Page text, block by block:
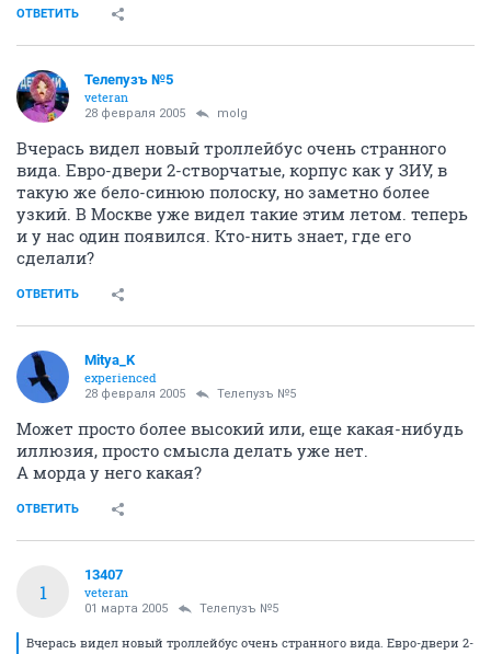
ОТВЕТИТЬ
Телепузъ №5
veteran
28 февраля 2005 molg
Вчерась видел новый троллейбус очень странного
вида. Евро-двери 2-створчатые, корпус как у ЗИУ, в
такую же бело-синюю полоску, но заметно более
узкий. В Москве уже видел такие этим летом. теперь
и у нас один появился. Кто-нить знает, где его
сделали?
ОТВЕТИТЬ
Mitya_K
experienced
28 февраля 2005 Телепузъ №5
Может просто более высокий или, еще какая-нибудь
иллюзия, просто смысла делать уже нет.
А морда у него какая?
ОТВЕТИТЬ
1
13407
veteran
01 марта 2005 Телепузъ №5
Вчерась видел новый троллейбус очень странного вида. Евро-двери 2-